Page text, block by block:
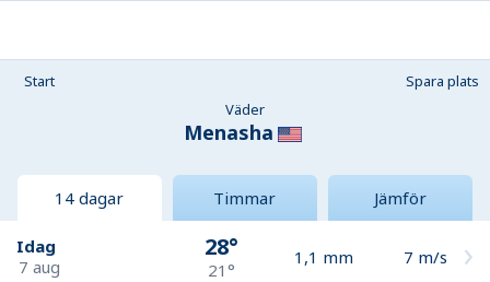
Start
Spara plats
Väder
Menasha
14 dagar Timmar Jämför
Idag
7 aug
28°
21°
1,1 mm 7 m/s